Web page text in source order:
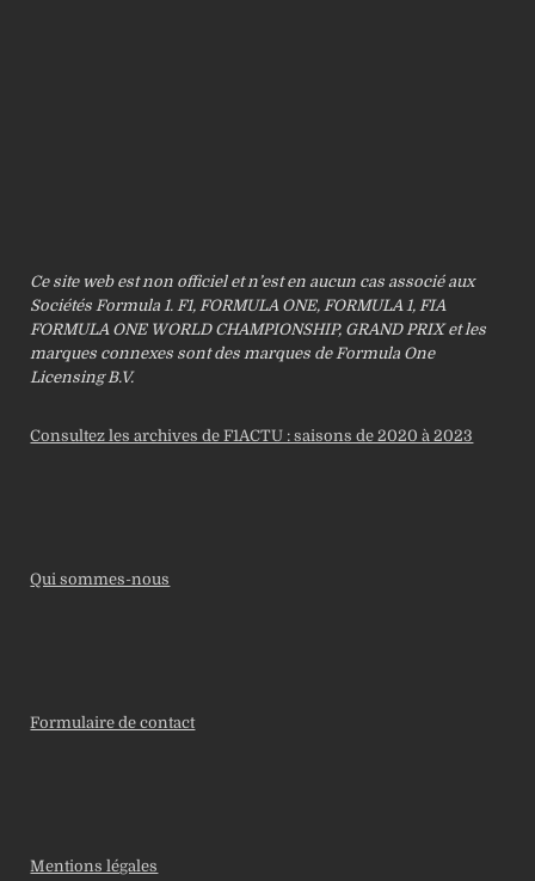
Ce site web est non officiel et n’est en aucun cas associé aux
Sociétés Formula 1. F1, FORMULA ONE, FORMULA 1, FIA
FORMULA ONE WORLD CHAMPIONSHIP, GRAND PRIX et les
marques connexes sont des marques de Formula One
Licensing B.V.
Consultez les archives de F1ACTU : saisons de 2020 à 2023
Qui sommes-nous
Formulaire de contact
Mentions légales